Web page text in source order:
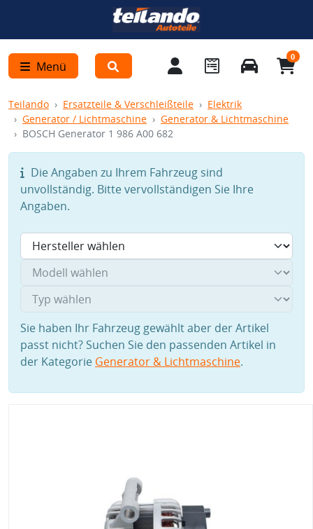
Menü
0
Teilando Ersatzteile & Verschleißteile
Elektrik
Generator / Lichtmaschine
Generator & Lichtmaschine
BOSCH Generator 1 986 A00 682
Die Angaben zu Ihrem Fahrzeug sind
unvollständig. Bitte vervollständigen Sie Ihre
Angaben.
Sie haben Ihr Fahrzeug gewählt aber der Artikel
passt nicht? Suchen Sie den passenden Artikel in
der Kategorie Generator & Lichtmaschine.